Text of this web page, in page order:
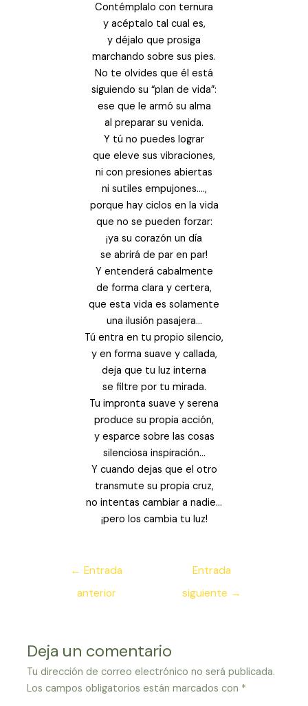
Contémplalo con ternura
y acéptalo tal cual es,
y déjalo que prosiga
marchando sobre sus pies.
No te olvides que él está
siguiendo su “plan de vida”:
ese que le armó su alma
al preparar su venida.
Y tú no puedes lograr
que eleve sus vibraciones,
ni con presiones abiertas
ni sutiles empujones….,
porque hay ciclos en la vida
que no se pueden forzar:
¡ya su corazón un día
se abrirá de par en par!
Y entenderá cabalmente
de forma clara y certera,
que esta vida es solamente
una ilusión pasajera…
Tú entra en tu propio silencio,
y en forma suave y callada,
deja que tu luz interna
se filtre por tu mirada.
Tu impronta suave y serena
produce su propia acción,
y esparce sobre las cosas
silenciosa inspiración…
Y cuando dejas que el otro
transmute su propia cruz,
no intentas cambiar a nadie…
¡pero los cambia tu luz!
Navegación
entradas
← Entrada
anterior
Entrada
siguiente →
Deja un comentario
Tu dirección de correo electrónico no será publicada.
Los campos obligatorios están marcados con *